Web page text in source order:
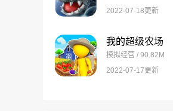
2022-07-18更新
我的超级农场
模拟经营 / 90.82M
2022-07-17更新